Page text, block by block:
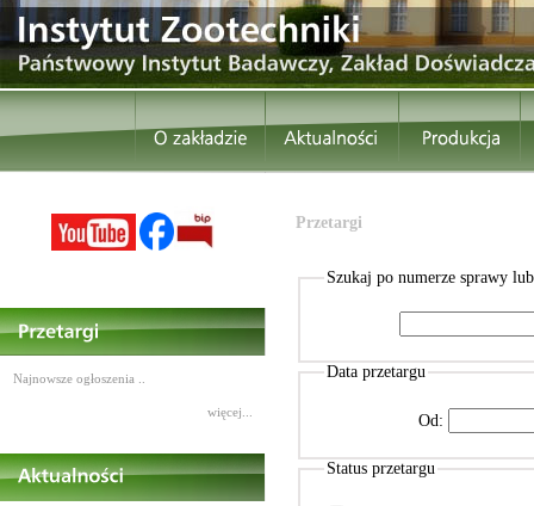
Najnowsze ogłoszenia ..
więcej...
Przetargi
Szukaj po numerze sprawy
Data przetargu
Od:
Status przetargu